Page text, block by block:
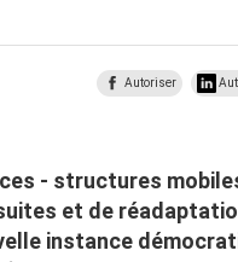
Autoriser
- structures
et de
instance